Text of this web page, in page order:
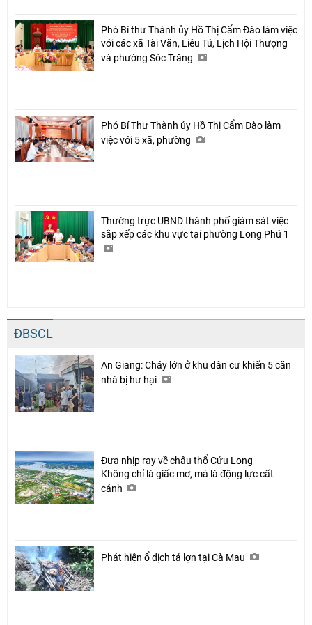
Phó Bí thư Thành ủy Hồ Thị Cẩm Đào làm việc
với các xã Tài Văn, Liêu Tú, Lịch Hội Thượng
và phường Sóc Trăng
Phó Bí Thư Thành ủy Hồ Thị Cẩm Đào làm
việc với 5 xã, phường
Thường trực UBND thành phố giám sát việc
sắp xếp các khu vực tại phường Long Phú 1
ĐBSCL
An Giang: Cháy lớn ở khu dân cư khiến 5 căn
nhà bị hư hại
Đưa nhịp ray về châu thổ Cửu Long
Không chỉ là giấc mơ, mà là động lực cất
cánh
Phát hiện ổ dịch tả lợn tại Cà Mau